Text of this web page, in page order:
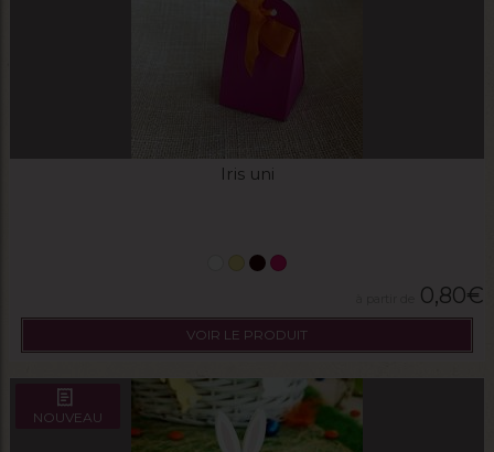
Iris uni
0,80€
VOIR LE PRODUIT
NOUVEAU